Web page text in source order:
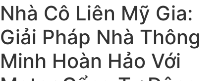
Nhà Cô Liên Mỹ Gia:
Giải Pháp Nhà Thông
Minh Hoàn Hảo Với